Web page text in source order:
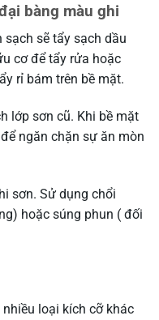
bàng màu ghi
sạch sẽ tẩy sạch dầu
cơ để tẩy rửa hoặc
rỉ bám trên bề mặt.
lớp sơn cũ. Khi bề mặt
ngăn chặn sự ăn mòn
sơn. Sử dụng chổi
hoặc súng phun ( đối
loại kích cỡ khác